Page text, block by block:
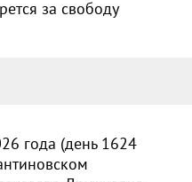
за свободу
года (день 1624